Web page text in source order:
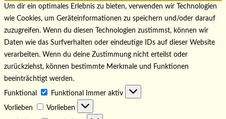
Um dir ein optimales Erlebnis zu bieten, verwenden wir Technologien
wie Cookies, um Geräteinformationen zu speichern und/oder darauf
zuzugreifen. Wenn du diesen Technologien zustimmst, können wir
Daten wie das Surfverhalten oder eindeutige IDs auf dieser Website
verarbeiten. Wenn du deine Zustimmung nicht erteilst oder
zurückziehst, können bestimmte Merkmale und Funktionen
beeinträchtigt werden.
Funktional Funktional Immer aktiv
Vorlieben Vorlieben